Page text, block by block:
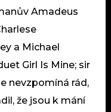
Amadeus
a Michael
Girl Is Mine; sir
nevzpomíná rád,
že jsou k mání